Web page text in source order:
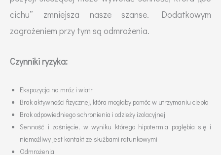
cichu” zmniejsza nasze szanse. Dodatkowym
zagrożeniem przy tym są odmrożenia.
Czynniki ryzyka:
Ekspozycja na mróz i wiatr
Brak aktywności fizycznej, która mogłaby pomóc w utrzymaniu ciepła
Brak odpowiedniego schronienia i odzieży izolacyjnej
Senność i zaśnięcie, w wyniku którego hipotermia pogłębia się i
niemożliwy jest kontakt ze służbami ratunkowymi
Odmrożenia